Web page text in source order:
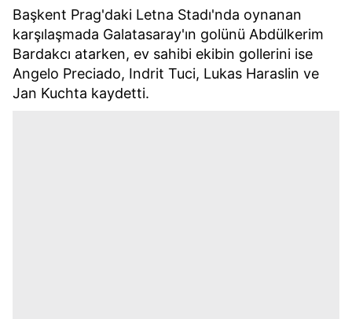
Başkent Prag'daki Letna Stadı'nda oynanan
karşılaşmada Galatasaray'ın golünü Abdülkerim
Bardakcı atarken, ev sahibi ekibin gollerini ise
Angelo Preciado, Indrit Tuci, Lukas Haraslin ve
Jan Kuchta kaydetti.